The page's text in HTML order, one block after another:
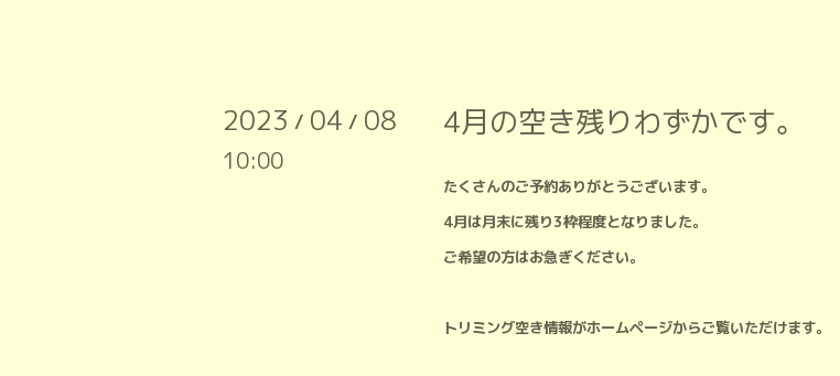
2023 / 04 / 08
10:00
4月の空き残りわずかです。
たくさんのご予約ありがとうございます。
4月は月末に残り3枠程度となりました。
ご希望の方はお急ぎください。
トリミング空き情報がホームページからご覧いただけます。